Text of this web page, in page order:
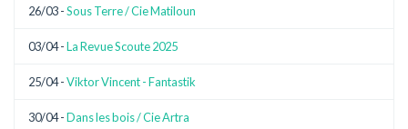
26/03 -Sous Terre / Cie Matiloun
03/04 -La Revue Scoute 2025
25/04 -Viktor Vincent - Fantastik
30/04 -Dans les bois / Cie Artra